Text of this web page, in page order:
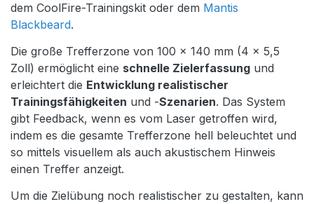
dem CoolFire-Trainingskit oder dem Mantis
Blackbeard.
Die große Trefferzone von 100 x 140 mm (4 x 5,5
Zoll) ermöglicht eine schnelle Zielerfassung und
erleichtert die Entwicklung realistischer
Trainingsfähigkeiten und -Szenarien. Das System
gibt Feedback, wenn es vom Laser getroffen wird,
indem es die gesamte Trefferzone hell beleuchtet und
so mittels visuellem als auch akustischem Hinweis
einen Treffer anzeigt.
Um die Zielübung noch realistischer zu gestalten, kann